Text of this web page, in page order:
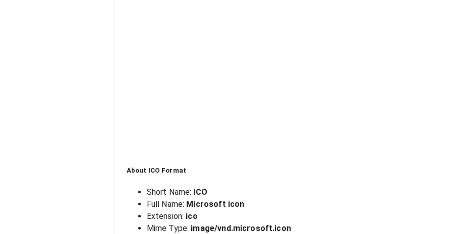
About ICO Format
Short Name: ICO
Full Name: Microsoft icon
Extension: ico
Mime Type: image/vnd.microsoft.icon